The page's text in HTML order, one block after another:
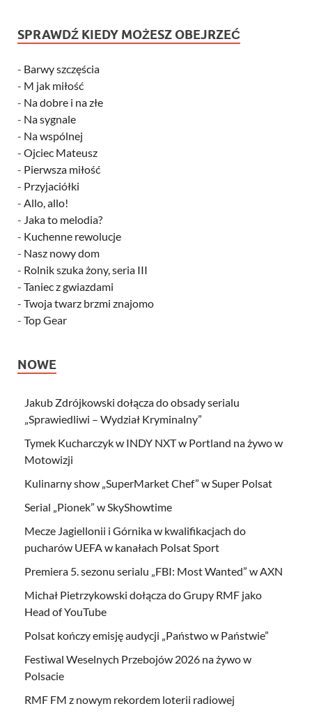
SPRAWDŹ KIEDY MOŻESZ OBEJRZEĆ
- Barwy szczęścia
- M jak miłość
- Na dobre i na złe
- Na sygnale
- Na wspólnej
- Ojciec Mateusz
- Pierwsza miłość
- Przyjaciółki
- Allo, allo!
- Jaka to melodia?
- Kuchenne rewolucje
- Nasz nowy dom
- Rolnik szuka żony, seria III
- Taniec z gwiazdami
- Twoja twarz brzmi znajomo
- Top Gear
NOWE
Jakub Zdrójkowski dołącza do obsady serialu
„Sprawiedliwi – Wydział Kryminalny”
Tymek Kucharczyk w INDY NXT w Portland na żywo w
Motowizji
Kulinarny show „SuperMarket Chef” w Super Polsat
Serial „Pionek” w SkyShowtime
Mecze Jagiellonii i Górnika w kwalifikacjach do
pucharów UEFA w kanałach Polsat Sport
Premiera 5. sezonu serialu „FBI: Most Wanted” w AXN
Michał Pietrzykowski dołącza do Grupy RMF jako
Head of YouTube
Polsat kończy emisję audycji „Państwo w Państwie”
Festiwal Weselnych Przebojów 2026 na żywo w
Polsacie
RMF FM z nowym rekordem loterii radiowej